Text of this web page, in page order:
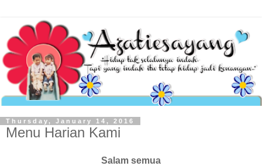
Thursday, January 14, 2016
Menu Harian Kami
Salam semua